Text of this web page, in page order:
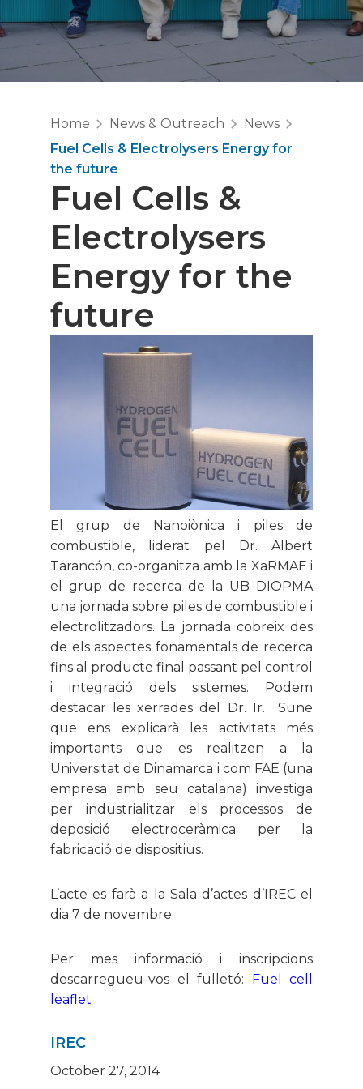
Home News & Outreach
News
Fuel Cells & Electrolysers Energy for
the future
Fuel Cells &
Electrolysers
Energy for the
future
IREC
October 27, 2014
El grup de Nanoiònica i piles de
combustible, liderat pel Dr. Albert
Tarancón, co-organitza amb la XaRMAE i
el grup de recerca de la UB DIOPMA
una jornada sobre piles de combustible i
electrolitzadors. La jornada cobreix des
de els aspectes fonamentals de recerca
fins al producte final passant pel control
i integració dels sistemes. Podem
destacar les xerrades del Dr. Ir. Sune
que ens explicarà les activitats més
importants que es realitzen a la
Universitat de Dinamarca i com FAE (una
empresa amb seu catalana) investiga
per industrialitzar els processos de
deposició electroceràmica per la
fabricació de dispositius.
L’acte es farà a la Sala d’actes d’IREC el
dia 7 de novembre.
Per mes informació i inscripcions
descarregueu-vos el fulletó: Fuel cell
leaflet